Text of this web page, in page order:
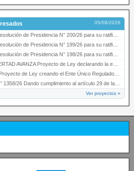
05/08/2026
de Presidencia N° 200/26 para su ratificación.
de Presidencia N° 199/26 para su ratificación.
de Presidencia N° 198/26 para su ratificación.
Proyecto de Ley declarando la esencialidad del servicio educativ…
de Ley creando el Ente Único Regulador de servicios públicos de la …
26 Dando cumplimiento al artículo 29 de la Ley provincial N° 1399…
Ver proyectos »